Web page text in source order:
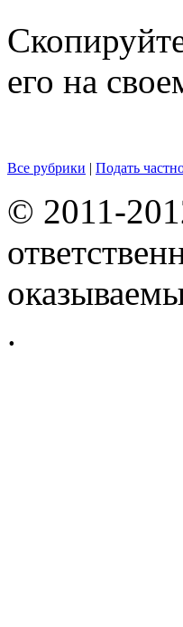
его на
Все рубрики | Подать
© 2011-
.